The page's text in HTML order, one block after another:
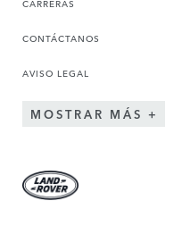
CONTÁCTANOS
AVISO LEGAL
MOSTRAR MÁS